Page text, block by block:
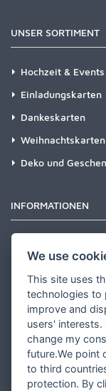
UNSER SORTIMENT
Hochzeit & Events
Einladungskarten
Dankeskarten
Weihnachtskarten
Deko und
INFORMATIONEN
Partner werden
Designer werden
Über
Blog
We use
This site uses
technologies to
improve and
users'
change my
future.We point
to third
protection. By